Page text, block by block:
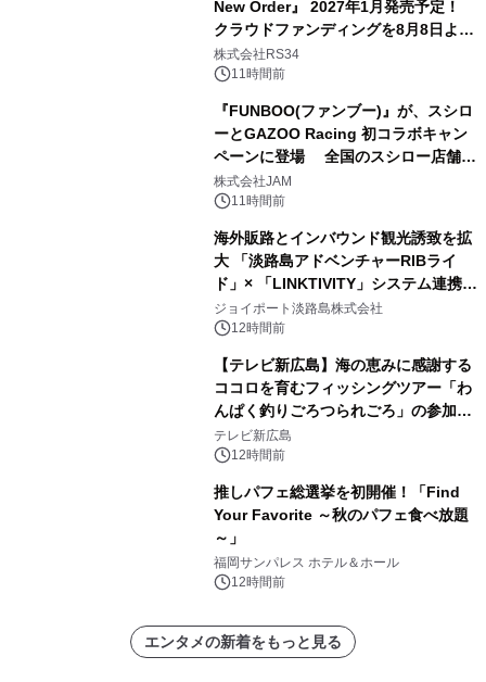
New Order』 2027年1月発売予定！
クラウドファンディングを8月8日より
開始
株式会社RS34
11時間前
『FUNBOO(ファンブー)』が、スシロ
ーとGAZOO Racing 初コラボキャン
ペーンに登場 全国のスシロー店舗で
GR 4車種の FUNBOO(ミニカー)付き
メニューが展開されます
株式会社JAM
11時間前
海外販路とインバウンド観光誘致を拡
大 「淡路島アドベンチャーRIBライ
ド」× 「LINKTIVITY」システム連携を
開始！
ジョイポート淡路島株式会社
12時間前
【テレビ新広島】海の恵みに感謝する
ココロを育むフィッシングツアー「わ
んぱく釣りごろつられごろ」の参加小
学生を募集
テレビ新広島
12時間前
推しパフェ総選挙を初開催！「Find
Your Favorite ～秋のパフェ食べ放題
～」
福岡サンパレス ホテル＆ホール
12時間前
エンタメの新着をもっと見る